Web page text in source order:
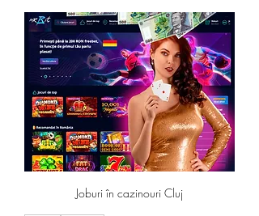
Joburi în cazinouri Cluj